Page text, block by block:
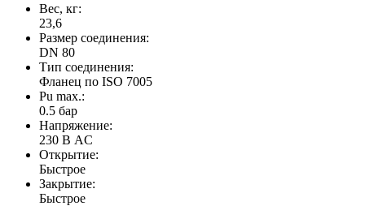
Вес, кг:
23,6
Размер соединения:
DN 80
Тип соединения:
Фланец по ISO 7005
Pu max.:
0.5 бар
Напряжение:
230 В AC
Открытие:
Быстрое
Закрытие:
Быстрое